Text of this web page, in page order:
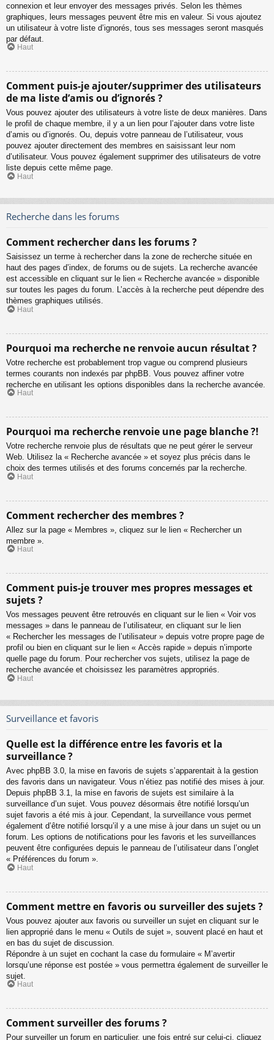
connexion et leur envoyer des messages privés. Selon les thèmes
graphiques, leurs messages peuvent être mis en valeur. Si vous ajoutez
un utilisateur à votre liste d’ignorés, tous ses messages seront masqués
par défaut.
Haut
Comment puis-je ajouter/supprimer des utilisateurs
de ma liste d’amis ou d’ignorés ?
Vous pouvez ajouter des utilisateurs à votre liste de deux manières. Dans
le profil de chaque membre, il y a un lien pour l’ajouter dans votre liste
d’amis ou d’ignorés. Ou, depuis votre panneau de l’utilisateur, vous
pouvez ajouter directement des membres en saisissant leur nom
d’utilisateur. Vous pouvez également supprimer des utilisateurs de votre
liste depuis cette même page.
Haut
Recherche dans les forums
Comment rechercher dans les forums ?
Saisissez un terme à rechercher dans la zone de recherche située en
haut des pages d’index, de forums ou de sujets. La recherche avancée
est accessible en cliquant sur le lien « Recherche avancée » disponible
sur toutes les pages du forum. L’accès à la recherche peut dépendre des
thèmes graphiques utilisés.
Haut
Pourquoi ma recherche ne renvoie aucun résultat ?
Votre recherche est probablement trop vague ou comprend plusieurs
termes courants non indexés par phpBB. Vous pouvez affiner votre
recherche en utilisant les options disponibles dans la recherche avancée.
Haut
Pourquoi ma recherche renvoie une page blanche ?!
Votre recherche renvoie plus de résultats que ne peut gérer le serveur
Web. Utilisez la « Recherche avancée » et soyez plus précis dans le
choix des termes utilisés et des forums concernés par la recherche.
Haut
Comment rechercher des membres ?
Allez sur la page « Membres », cliquez sur le lien « Rechercher un
membre ».
Haut
Comment puis-je trouver mes propres messages et
sujets ?
Vos messages peuvent être retrouvés en cliquant sur le lien « Voir vos
messages » dans le panneau de l’utilisateur, en cliquant sur le lien
« Rechercher les messages de l’utilisateur » depuis votre propre page de
profil ou bien en cliquant sur le lien « Accès rapide » depuis n’importe
quelle page du forum. Pour rechercher vos sujets, utilisez la page de
recherche avancée et choisissez les paramètres appropriés.
Haut
Surveillance et favoris
Quelle est la différence entre les favoris et la
surveillance ?
Avec phpBB 3.0, la mise en favoris de sujets s’apparentait à la gestion
des favoris dans un navigateur. Vous n’étiez pas notifié des mises à jour.
Depuis phpBB 3.1, la mise en favoris de sujets est similaire à la
surveillance d’un sujet. Vous pouvez désormais être notifié lorsqu’un
sujet favoris a été mis à jour. Cependant, la surveillance vous permet
également d’être notifié lorsqu’il y a une mise à jour dans un sujet ou un
forum. Les options de notifications pour les favoris et les surveillances
peuvent être configurées depuis le panneau de l’utilisateur dans l’onglet
« Préférences du forum ».
Haut
Comment mettre en favoris ou surveiller des sujets ?
Vous pouvez ajouter aux favoris ou surveiller un sujet en cliquant sur le
lien approprié dans le menu « Outils de sujet », souvent placé en haut et
en bas du sujet de discussion.
Répondre à un sujet en cochant la case du formulaire « M’avertir
lorsqu’une réponse est postée » vous permettra également de surveiller le
sujet.
Haut
Comment surveiller des forums ?
Pour surveiller un forum en particulier, une fois entré sur celui-ci, cliquez